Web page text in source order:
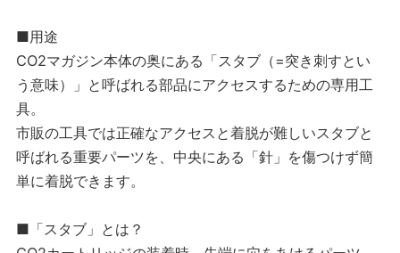
■用途
CO2マガジン本体の奥にある「スタブ（=突き刺すとい
う意味）」と呼ばれる部品にアクセスするための専用工
具。
市販の工具では正確なアクセスと着脱が難しいスタブと
呼ばれる重要パーツを、中央にある「針」を傷つけず簡
単に着脱できます。
■「スタブ」とは？